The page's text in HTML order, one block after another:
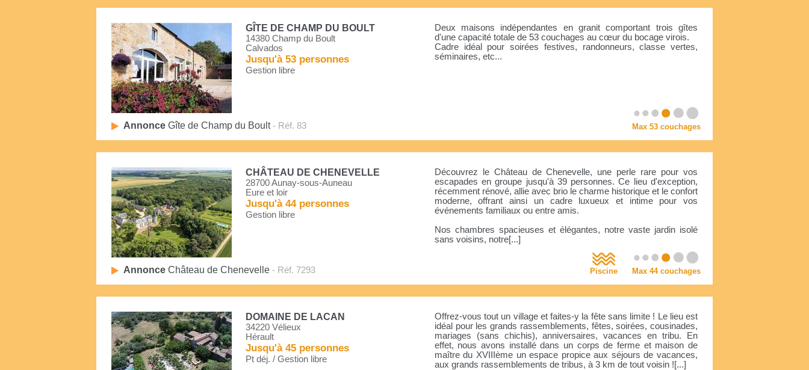
GÎTE DE CHAMP DU BOULT
14380 Champ du Boult
Calvados
Jusqu'à 53 personnes
Gestion libre
Deux maisons indépendantes en granit comportant trois gîtes
d'une capacité totale de 53 couchages au cœur du bocage virois.
Cadre idéal pour soirées festives, randonneurs, classe vertes,
séminaires, etc...
Max 53 couchages
Annonce Gîte de Champ du Boult- Réf. 83
CHÂTEAU DE CHENEVELLE
28700 Aunay-sous-Auneau
Eure et loir
Jusqu'à 44 personnes
Gestion libre
Découvrez le Château de Chenevelle, une perle rare pour vos
escapades en groupe jusqu'à 39 personnes. Ce lieu d'exception,
récemment rénové, allie avec brio le charme historique et le confort
moderne, offrant ainsi un cadre luxueux et intime pour vos
événements familiaux ou entre amis.
Nos chambres spacieuses et élégantes, notre vaste jardin isolé
sans voisins, notre[...]
Piscine Max 44 couchages
Annonce Château de Chenevelle - Réf. 7293
DOMAINE DE LACAN
34220 Vélieux
Hérault
Jusqu'à 45 personnes
Pt déj. / Gestion libre
Offrez-vous tout un village et faites-y la fête sans limite ! Le lieu est
idéal pour les grands rassemblements, fêtes, soirées, cousinades,
mariages (sans chichis), anniversaires, vacances en tribu. En
effet, nous avons installé dans un corps de ferme et maison de
maître du XVIIIème un espace propice aux séjours de vacances,
aux grands rassemblements de tribus, à 3 km de tout voisin ![...]